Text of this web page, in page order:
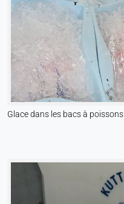
Glace dans les bacs à poissons